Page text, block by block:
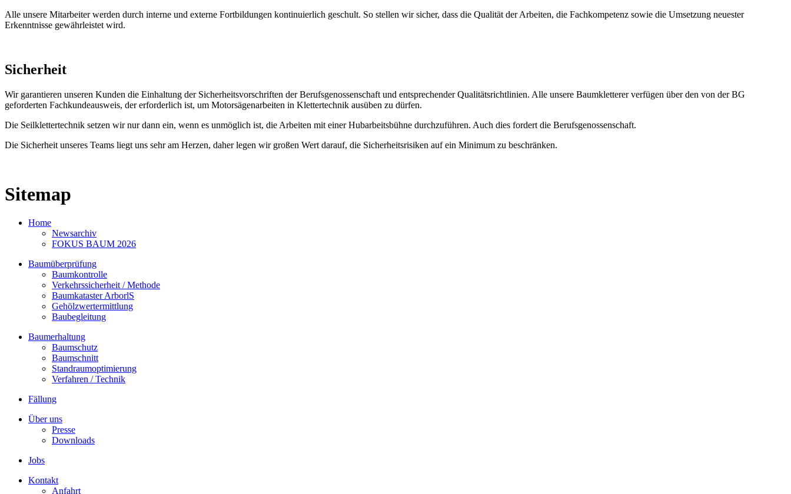
Alle unsere Mitarbeiter werden durch interne und externe Fortbildungen kontinuierlich geschult. So stellen wir sicher, dass die Qualität der Arbeiten, die Fachkompetenz sowie die Umsetzung neuester
Erkenntnisse gewährleistet wird.
Sicherheit
Wir garantieren unseren Kunden die Einhaltung der Sicherheitsvorschriften der Berufsgenossenschaft und entsprechender Qualitätsrichtlinien. Alle unsere Baumkletterer verfügen über den von der BG
geforderten Fachkundeausweis, der erforderlich ist, um Motorsägenarbeiten in Klettertechnik ausüben zu dürfen.
Die Seilklettertechnik setzen wir nur dann ein, wenn es unmöglich ist, die Arbeiten mit einer Hubarbeitsbühne durchzuführen. Auch dies fordert die Berufsgenossenschaft.
Die Sicherheit unseres Teams liegt uns sehr am Herzen, daher legen wir großen Wert darauf, die Sicherheitsrisiken auf ein Minimum zu beschränken.
Sitemap
Home
Newsarchiv
FOKUS BAUM 2026
Baumüberprüfung
Baumkontrolle
Verkehrssicherheit / Methode
Baumkataster ArborlS
Gehölzwertermittlung
Baubegleitung
Baumerhaltung
Baumschutz
Baumschnitt
Standraumoptimierung
Verfahren / Technik
Fällung
Über uns
Presse
Downloads
Jobs
Kontakt
Anfahrt